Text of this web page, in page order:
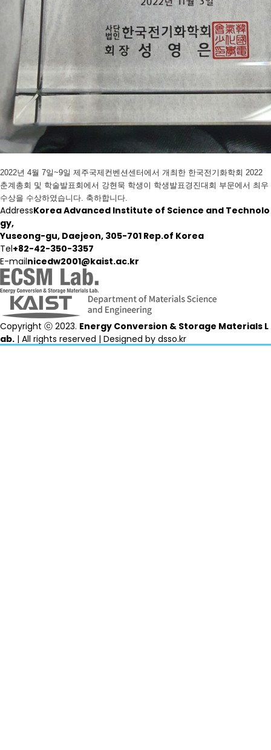
2022년 4월 7일~9일 제주국제컨벤션센터에서 개최한 한국전기화학회 2022
춘계총회 및 학술발표회에서 강현묵 학생이 학생발표경진대회 부문에서 최우
수상을 수상하였습니다. 축하합니다.
AddressKorea Advanced Institute of Science and Technolo
gy,
Yuseong-gu, Daejeon, 305-701 Rep.of Korea
Tel+82-42-350-3357
E-mailnicedw2001@kaist.ac.kr
Copyright ⓒ 2023. Energy Conversion & Storage Materials L
ab. | All rights reserved | Designed by dsso.kr